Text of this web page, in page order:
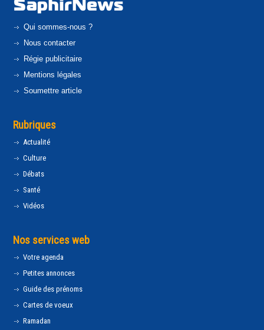
Qui sommes-nous ?
Nous contacter
Régie publicitaire
Mentions légales
Soumettre article
Rubriques
Actualité
Culture
Débats
Santé
Vidéos
Nos services web
Votre agenda
Petites annonces
Guide des prénoms
Cartes de voeux
Ramadan